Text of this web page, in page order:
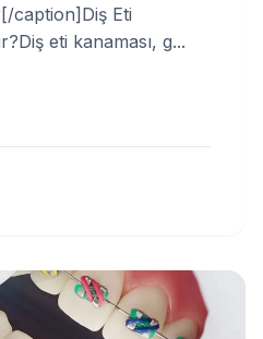
caption]Diş Eti
eti kanaması, g...